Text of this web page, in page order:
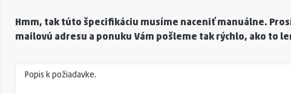
Hmm, tak túto špecifikáciu musíme naceniť manuálne.
mailovú adresu a ponuku Vám pošleme tak rýchlo, ako to